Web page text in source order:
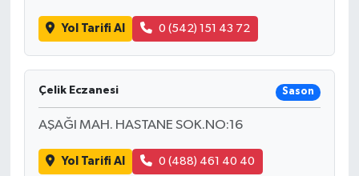
Yol Tarifi Al 0 (542) 151 43 72
Çelik Eczanesi Sason
AŞAĞI MAH. HASTANE SOK.NO:16
Yol Tarifi Al 0 (488) 461 40 40